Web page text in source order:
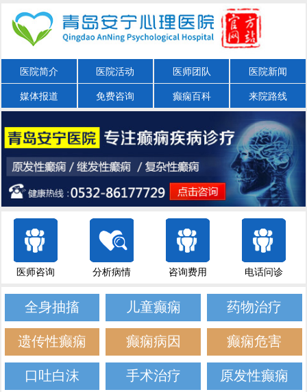
医院简介 医院活动 医师团队 医院新闻
媒体报道 免费咨询 癫痫百科 来院路线
医师咨询 分析病情 咨询费用 电话问诊
全身抽搐 儿童癫痫 药物治疗
遗传性癫痫 癫痫病因 癫痫危害
口吐白沫 手术治疗 原发性癫痫